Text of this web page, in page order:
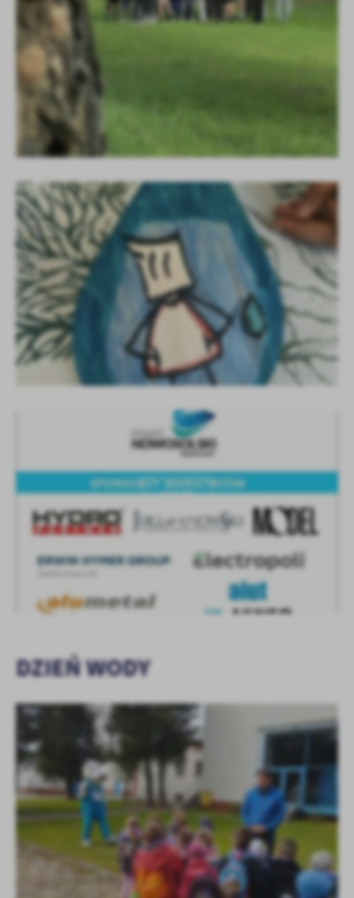
zwyczajów dotyczących przeglądanej witryny internetowej. Treści
promocyjne mogą pojawić się na stronach podmiotów trzecich lub
firm będących naszymi partnerami oraz innych dostawców usług.
Firmy te działają w charakterze pośredników prezentujących nasze
treści w postaci wiadomości, ofert, komunikatów mediów
społecznościowych.
KOLEJNE
+10
DZIEŃ WODY